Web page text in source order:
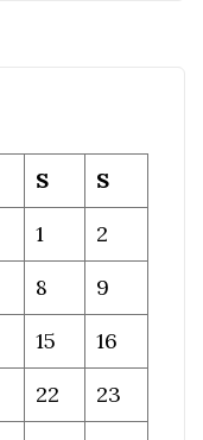
S
S
1
2
8
9
15
16
22
23